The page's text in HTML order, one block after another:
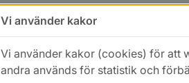
Vi använder kakor
Vi använder kakor (cookies) för att
andra används för statistik och